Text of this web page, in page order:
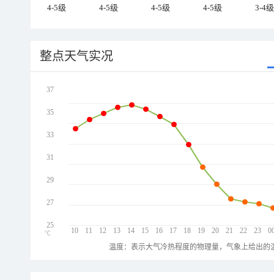
4-5级
4-5级 4-5级 4-5级 3-4级
整点天气实况
10 11 12 13 14 15 16 17 18 19 20 21 22 23
37
35
33
31
29
27
25
℃
温度：表示大气冷热程度的物理量，气象上给出